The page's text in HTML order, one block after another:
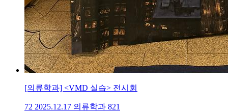
[의류학과] <VMD 실습> 전시회
72 2025.12.17 의류학과 821